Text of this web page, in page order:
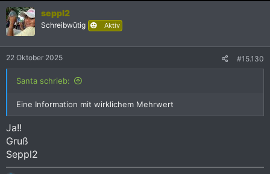
n
e
n
:
seppl2
Schreibwütig Aktiv
22 Oktober 2025 #15.130
Santa schrieb:
Eine Information mit wirklichem Mehrwert
Ja!!
Gruß
Seppl2